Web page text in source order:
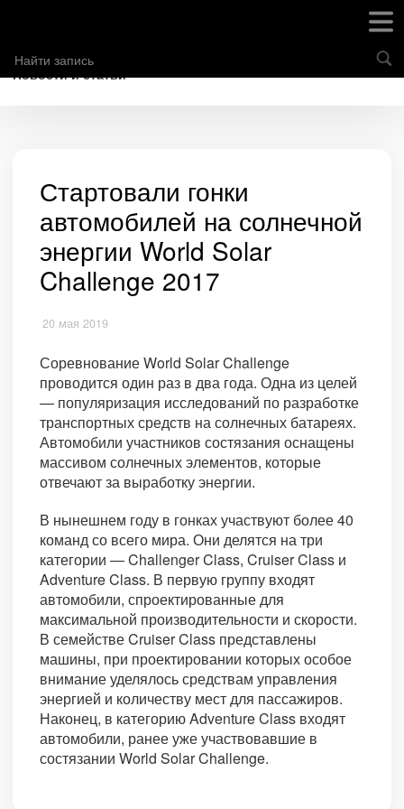
Новости и статьи
Стартовали гонки
автомобилей на солнечной
энергии World Solar
Challenge 2017
20 мая 2019
Соревнование World Solar Challenge
проводится один раз в два года. Одна из целей
— популяризация исследований по разработке
транспортных средств на солнечных батареях.
Автомобили участников состязания оснащены
массивом солнечных элементов, которые
отвечают за выработку энергии.
В нынешнем году в гонках участвуют более 40
команд со всего мира. Они делятся на три
категории — Challenger Class, Cruiser Class и
Adventure Class. В первую группу входят
автомобили, спроектированные для
максимальной производительности и скорости.
В семействе Cruiser Class представлены
машины, при проектировании которых особое
внимание уделялось средствам управления
энергией и количеству мест для пассажиров.
Наконец, в категорию Adventure Class входят
автомобили, ранее уже участвовавшие в
состязании World Solar Challenge.